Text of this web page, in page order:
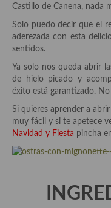
Ensaladas
Entrantes
Quínoa
Pasta
Arroces Y fideuás
Legumbres y cereales
Castillo de Canena, nada
Solo puedo decir que el
aderezada con esta
sentidos.
Ya solo nos queda abrir
de hielo picado y
éxito está garantizado.
Si quieres aprender a
muy fácil y si te apetece
Navidad y Fiesta pincha